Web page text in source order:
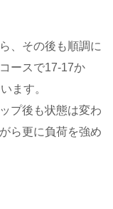
、その後も順調に
ースで17-17か
ます。
プ後も状態は変わ
ら更に負荷を強め